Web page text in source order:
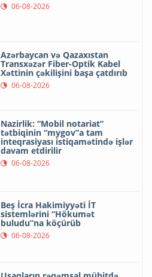
06-08-2026
Azərbaycan və Qazaxıstan
Transxəzər Fiber-Optik Kabel
Xəttinin çəkilişini başa çatdırıb
06-08-2026
Nazirlik: “Mobil notariat”
tətbiqinin “mygov”a tam
inteqrasiyası istiqamətində işlər
davam etdirilir
06-08-2026
Beş İcra Hakimiyyəti İT
sistemlərini “Hökumət
buludu”na köçürüb
06-08-2026